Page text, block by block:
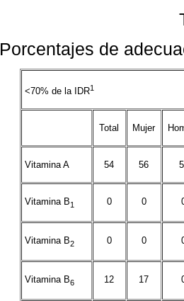
Porcentajes de
<70% de la IDR1
Total Mujer
Vitamina A 54 56
Vitamina B1 0 0
Vitamina B2 0 0
Vitamina B6 12 17